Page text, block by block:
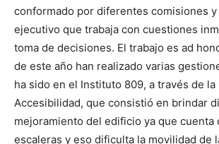
conformado por diferentes comisiones
ejecutivo que trabaja con cuestiones
toma de decisiones. El trabajo es ad
de este año han realizado varias
ha sido en el Instituto 809, a través de la
Accesibilidad, que consistió en brindar
mejoramiento del edificio ya que cuenta
escaleras y eso dificulta la movilidad de